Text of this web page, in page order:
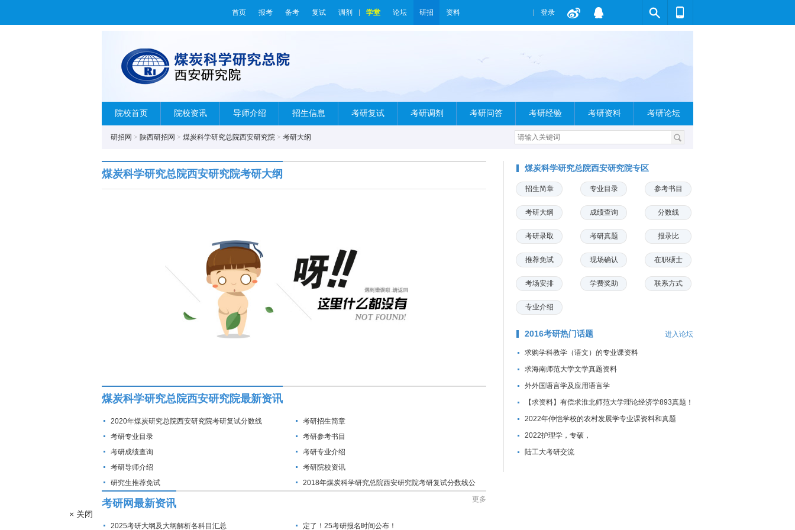
首页 报考 备考 复试 调剂 学堂 论坛 研招 资料 登录
院校首页 院校资讯 导师介绍 招生信息 考研复试 考研调剂 考研问答 考研经验 考研资料 考研论坛
研招网 > 陕西研招网 > 煤炭科学研究总院西安研究院 > 考研大纲
煤炭科学研究总院西安研究院考研大纲
煤炭科学研究总院西安研究院最新资讯
2020年煤炭研究总院西安研究院考研复试分数线
考研招生简章
考研专业目录
考研参考书目
考研成绩查询
考研专业介绍
考研导师介绍
考研院校资讯
研究生推荐免试
2018年煤炭科学研究总院西安研究院考研复试分数线公
考研网最新资讯 更多
2025考研大纲及大纲解析各科目汇总 定了！25考研报名时间公布！
煤炭科学研究总院西安研究院专区
招生简章 专业目录 参考书目
考研大纲 成绩查询 分数线
考研录取 考研真题 报录比
推荐免试 现场确认 在职硕士
考场安排 学费奖助 联系方式
专业介绍
2016考研热门话题 进入论坛
求购学科教学（语文）的专业课资料
求海南师范大学文学真题资料
外外国语言学及应用语言学
【求资料】有偿求淮北师范大学理论经济学893真题！
2022年仲恺学校的农村发展学专业课资料和真题
2022护理学，专硕，
陆工大考研交流
× 关闭